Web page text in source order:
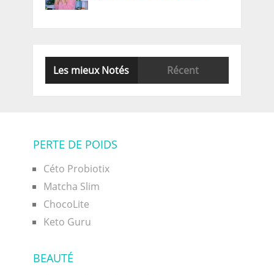
Les mieux Notés Récent
PERTE DE POIDS
Céto Probiotix
Matcha Slim
ChocoLite
Keto Guru
BEAUTÉ